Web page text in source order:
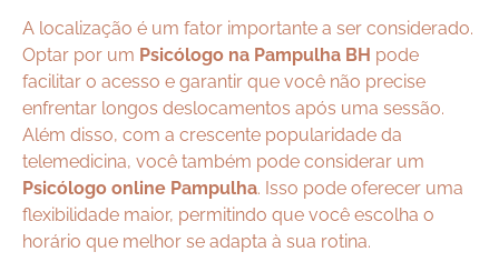
A localização é um fator importante a ser considerado.
Optar por um Psicólogo na Pampulha BH pode
facilitar o acesso e garantir que você não precise
enfrentar longos deslocamentos após uma sessão.
Além disso, com a crescente popularidade da
telemedicina, você também pode considerar um
Psicólogo online Pampulha. Isso pode oferecer uma
flexibilidade maior, permitindo que você escolha o
horário que melhor se adapta à sua rotina.